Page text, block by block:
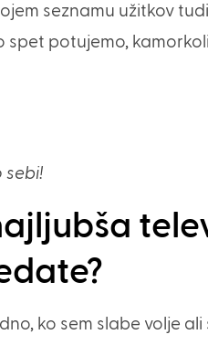
seznamu užitkov
potujemo,
sebi!
ko sem slabe volje